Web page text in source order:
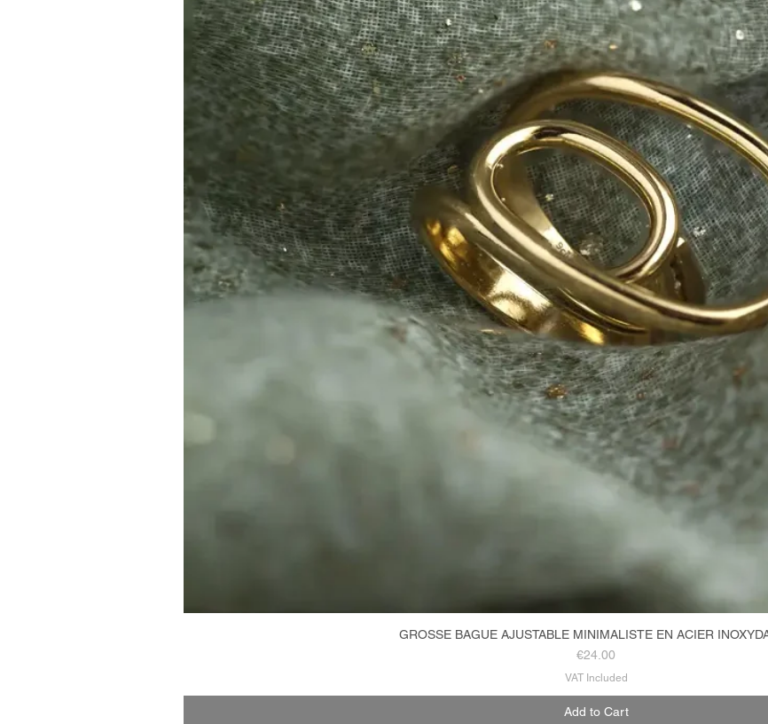
Quick View
GROSSE BAGUE AJUSTABLE MINIMALISTE EN ACIER
Price
€24.00
VAT Included
Add to Cart